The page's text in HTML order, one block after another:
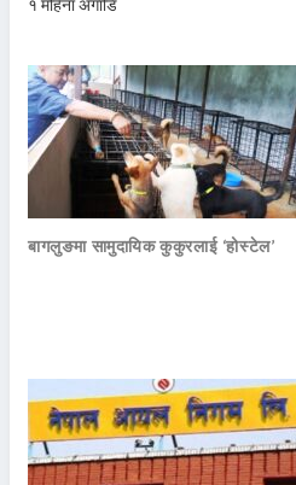
बागलुङमा सामुदायिक कुकुरलाई ‘होस्टेल’